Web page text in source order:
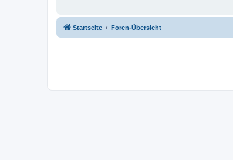
Startseite Foren-Übersicht